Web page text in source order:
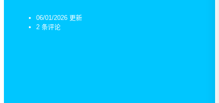
06/01/2026 更新
2 条评论